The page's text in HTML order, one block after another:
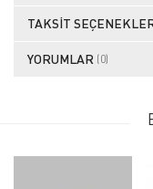
TAKSIT
YORUMLAR (0)